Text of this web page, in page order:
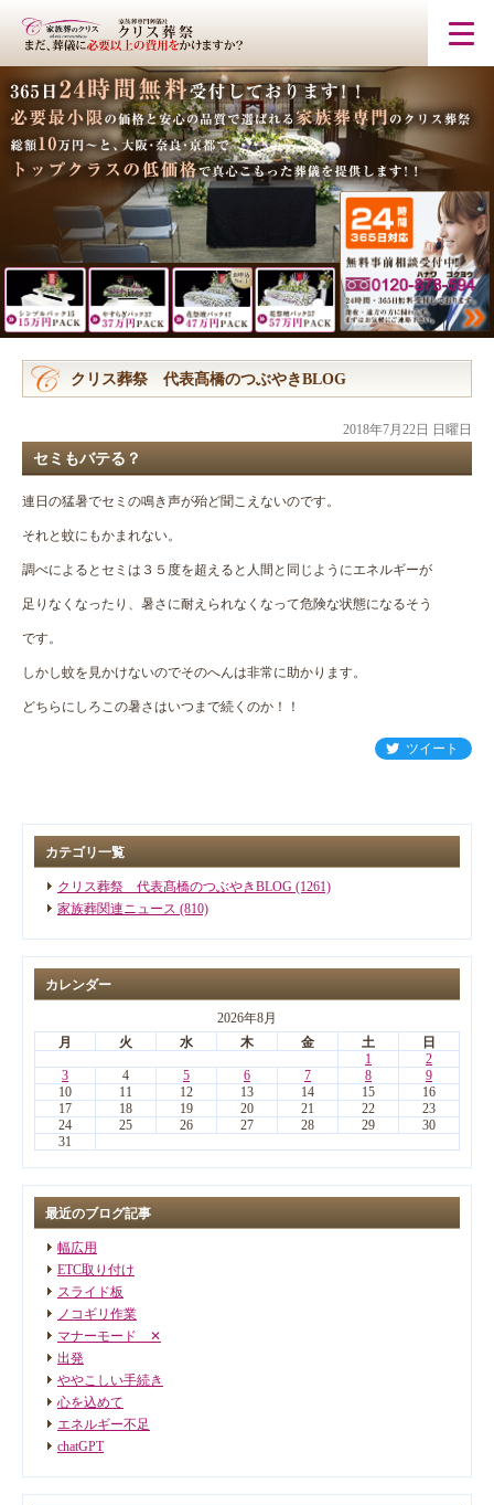
クリス葬祭 代表髙橋のつぶやきBLOG
2018年7月22日 日曜日
セミもバテる？
連日の猛暑でセミの鳴き声が殆ど聞こえないのです。
それと蚊にもかまれない。
調べによるとセミは３５度を超えると人間と同じようにエネルギーが
足りなくなったり、暑さに耐えられなくなって危険な状態になるそう
です。
しかし蚊を見かけないのでそのへんは非常に助かります。
どちらにしろこの暑さはいつまで続くのか！！
ツイート
カテゴリ一覧
クリス葬祭 代表髙橋のつぶやきBLOG (1261)
家族葬関連ニュース (810)
カレンダー
2026年8月
月
火 水 木 金 土
日
1
2
3
4 5 6 7 8
9
10
11 12 13 14 15
16
17
18 19 20 21 22
23
24
25 26 27 28 29
30
31
最近のブログ記事
幅広用
ETC取り付け
スライド板
ノコギリ作業
マナーモード ✕
出発
ややこしい手続き
心を込めて
エネルギー不足
chatGPT